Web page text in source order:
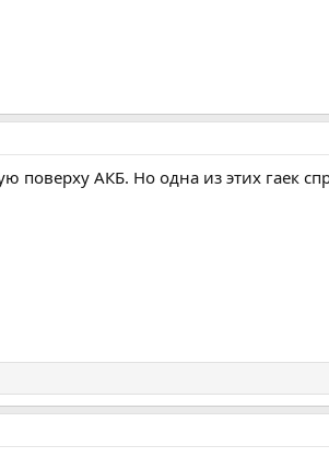
поверху АКБ. Но одна из этих гаек